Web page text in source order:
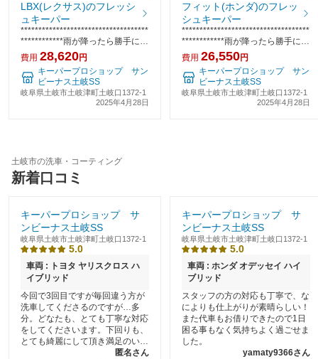
LBX(レクサス)のフレッシ
ュキーパー
************************************
************雨が降ったら勝手にき
れいになる！車が汚れにくい！勝
手にきれい！「キレイを、長
く!」のカーコーティング岐阜
費用 28,620円
キーパープロショップ サン
ビーナス土岐SS
岐阜県土岐市土岐津町土岐口1372-1
2025年4月28日
フィット(ホンダ)のフレッ
シュキーパー
************************************
************雨が降ったら勝手にき
れいになる！車が汚れにくい！勝
手にきれい！「キレイを、長
く!」のカーコーティング岐阜
費用 26,550円
キーパープロショップ サン
ビーナス土岐SS
岐阜県土岐市土岐津町土岐口1372-1
2025年4月28日
土岐市の洗車・コーティング
新着口コミ
キーパープロショップ サ
ンビーナス土岐SS
岐阜県土岐市土岐津町土岐口1372-1
5.0
車両 : トヨタ ヤリスクロス ハ
イブリッド
今回で3回目ですが毎回違う方が
洗車してくださるのですが…多
分。どなたも、とても丁寧な対応
をしてくださいます。下回りも、
とても綺麗にして頂き満足のいく
仕上がりでした。ありがとうござ
匿名さん
キーパープロショップ サ
ンビーナス土岐SS
岐阜県土岐市土岐津町土岐口1372-1
5.0
車両 : ホンダ オデッセイ ハイ
ブリッド
スタッフの方の対応も丁寧で、な
によりも仕上がりが素晴らしい！
また代車もお借りできたので1日
困る事もなく気持ちよく過ごせま
した。
yamaty9366さん